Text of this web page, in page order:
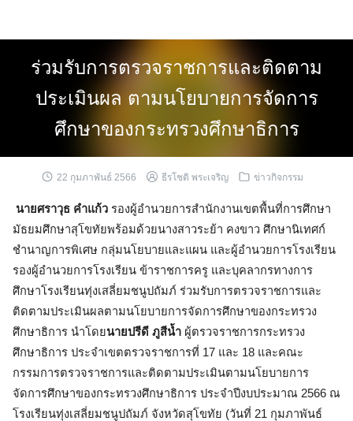
ร่วมรับการตรวจราชการและติดตาม
ประเมินผล ตามนโยบายการจัดการ
ศึกษาของกระทรวงศึกษาธิการ
22 กุมภาพันธ์ 2566 ธีรโชติ พระเจริญ ข่าวกิจกรรม
นายศราวุธ คำแก้ว รองผู้อำนวยการสำนักงานเขตพื้นที่การศึกษา
มัธยมศึกษาสุโขทัยพร้อมด้วยนางสาวระย้า คงขาว ศึกษานิเทศก์
ชำนาญการพิเศษ กลุ่มนโยบายและแผน และผู้อำนวยการโรงเรียน
รองผู้อำนวยการโรงเรียน ข้าราชการครู และบุคลากรทางการ
ศึกษาโรงเรียนทุ่งเสลี่ยมชนูปถัมภ์ ร่วมรับการตรวจราชการและ
ติดตามประเมินผลตามนโยบายการจัดการศึกษาของกระทรวง
ศึกษาธิการ นำโดยนายปรีดี ภูสีน้ำ ผู้ตรวจราชการกระทรวง
ศึกษาธิการ ประจำเขตตรวจราชการที่ 17 และ 18 และคณะ
กรรมการตรวจราชการและติดตามประเมินตามนโยบายการ
จัดการศึกษาของกระทรวงศึกษาธิการ ประจำปีงบประมาณ 2566 ณ
โรงเรียนทุ่งเสลี่ยมชนูปถัมภ์ จังหวัดสุโขทัย (วันที่ 21 กุมภาพันธ์